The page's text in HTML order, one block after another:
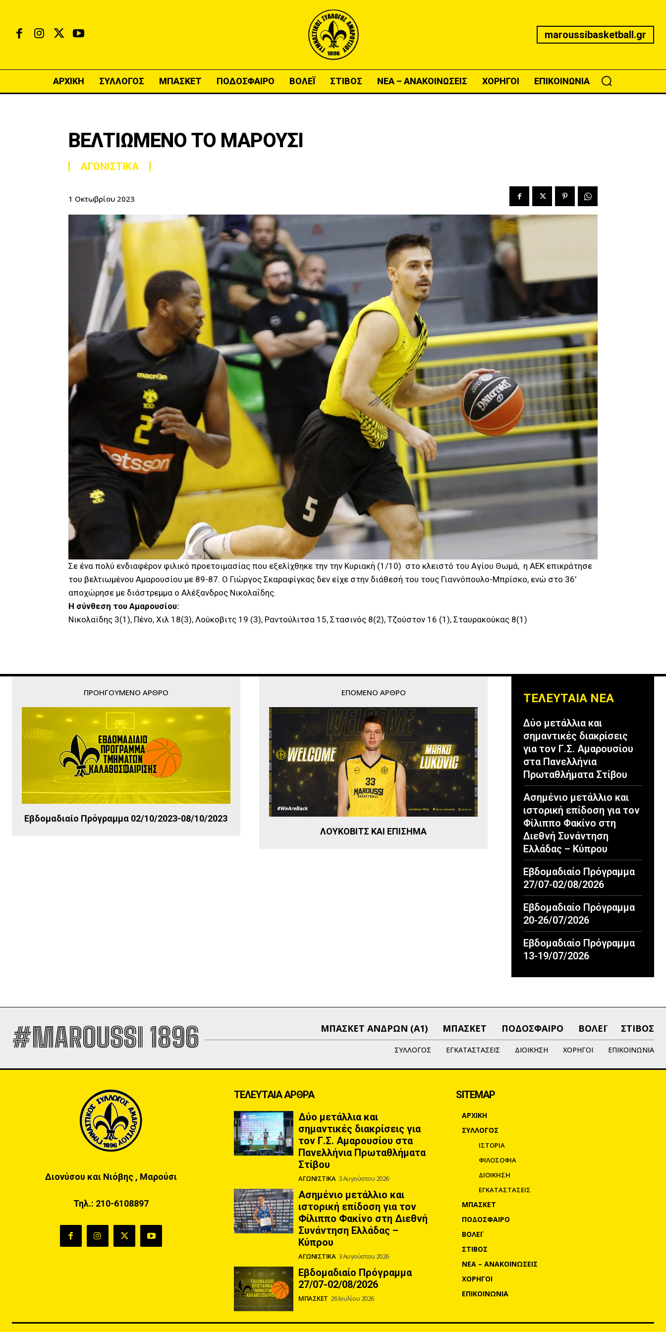
maroussibasketball.gr
ΑΡΧΙΚΗ ΣΥΛΛΟΓΟΣ ΜΠΑΣΚΕΤ ΠΟΔΟΣΦΑΙΡΟ ΒΟΛΕΪ ΣΤΙΒΟΣ ΝΕΑ – ΑΝΑΚΟΙΝΩΣΕΙΣ ΧΟΡΗΓΟΙ ΕΠΙΚΟΙΝΩΝΙΑ
ΒΕΛΤΙΩΜΕΝΟ ΤΟ ΜΑΡΟΥΣΙ
ΑΓΩΝΙΣΤΙΚΑ
1 Οκτωβρίου 2023
Σε ένα πολύ ενδιαφέρον φιλικό προετοιμασίας που εξελίχθηκε την την Κυριακή (1/10) στο κλειστό του Αγίου Θωμά, η ΑΕΚ επικράτησε
του βελτιωμένου Αμαρουσίου με 89-87. Ο Γιώργος Σκαραφίγκας δεν είχε στην διάθεσή του τους Γιαννόπουλο-Μπρίσκο, ενώ στο 36′
αποχώρησε με διάστρεμμα ο Αλέξανδρος Νικολαΐδης.
Η σύνθεση του Αμαρουσίου:
Νικολαϊδης 3(1), Πένο, Χιλ 18(3), Λούκοβιτς 19 (3), Ραντούλιτσα 15, Στασινός 8(2), Τζούστον 16 (1), Σταυρακούκας 8(1)
ΠΡΟΗΓΟΎΜΕΝΟ ΆΡΘΡΟ
Εβδομαδιαίο Πρόγραμμα 02/10/2023-08/10/2023
ΕΠΌΜΕΝΟ ΆΡΘΡΟ
ΛΟΥΚΟΒΙΤΣ ΚΑΙ ΕΠΙΣΗΜΑ
ΤΕΛΕΥΤΑΙΑ ΝΕΑ
Δύο μετάλλια και
σημαντικές διακρίσεις
για τον Γ.Σ. Αμαρουσίου
στα Πανελλήνια
Πρωταθλήματα Στίβου
Ασημένιο μετάλλιο και
ιστορική επίδοση για τον
Φίλιππο Φακίνο στη
Διεθνή Συνάντηση
Ελλάδας – Κύπρου
Εβδομαδιαίο Πρόγραμμα
27/07-02/08/2026
Εβδομαδιαίο Πρόγραμμα
20-26/07/2026
Εβδομαδιαίο Πρόγραμμα
13-19/07/2026
#MAROUSSI 1896 ΜΠΑΣΚΕΤ ΑΝΔΡΩΝ (Α1) ΜΠΑΣΚΕΤ ΠΟΔΟΣΦΑΙΡΟ ΒΟΛΕΪ ΣΤΙΒΟΣ
ΣΥΛΛΟΓΟΣ ΕΓΚΑΤΑΣΤΑΣΕΙΣ ΔΙΟΙΚΗΣΗ ΧΟΡΗΓΟΙ ΕΠΙΚΟΙΝΩΝΙΑ
Διονύσου και Νιόβης , Μαρούσι
Τηλ.: 210-6108897
ΤΕΛΕΥΤΑΙΑ ΑΡΘΡΑ
Δύο μετάλλια και
σημαντικές διακρίσεις για
τον Γ.Σ. Αμαρουσίου στα
Πανελλήνια Πρωταθλήματα
Στίβου
ΑΓΩΝΙΣΤΙΚΑ 3 Αυγούστου 2026
Ασημένιο μετάλλιο και
ιστορική επίδοση για τον
Φίλιππο Φακίνο στη Διεθνή
Συνάντηση Ελλάδας –
Κύπρου
ΑΓΩΝΙΣΤΙΚΑ 3 Αυγούστου 2026
Εβδομαδιαίο Πρόγραμμα
27/07-02/08/2026
ΜΠΑΣΚΕΤ 26 Ιουλίου 2026
SITEMAP
ΑΡΧΙΚΗ
ΣΥΛΛΟΓΟΣ
ΙΣΤΟΡΙΑ
ΦΙΛΟΣΟΦΙΑ
ΔΙΟΙΚΗΣΗ
ΕΓΚΑΤΑΣΤΑΣΕΙΣ
ΜΠΑΣΚΕΤ
ΠΟΔΟΣΦΑΙΡΟ
ΒΟΛΕΪ
ΣΤΙΒΟΣ
ΝΕΑ – ΑΝΑΚΟΙΝΩΣΕΙΣ
ΧΟΡΗΓΟΙ
ΕΠΙΚΟΙΝΩΝΙΑ